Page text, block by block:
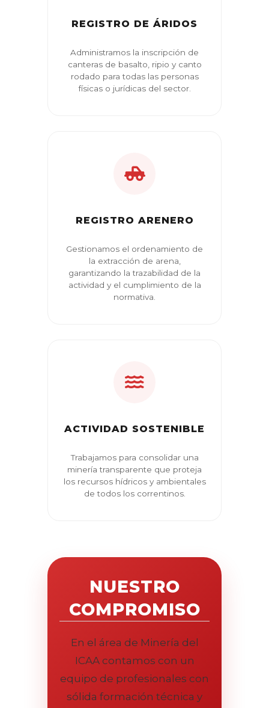
REGISTRO DE ÁRIDOS
Administramos la inscripción de
canteras de basalto, ripio y canto
rodado para todas las personas
físicas o jurídicas del sector.
REGISTRO ARENERO
Gestionamos el ordenamiento de
la extracción de arena,
garantizando la trazabilidad de la
actividad y el cumplimiento de la
normativa.
ACTIVIDAD SOSTENIBLE
Trabajamos para consolidar una
minería transparente que proteja
los recursos hídricos y ambientales
de todos los correntinos.
NUESTRO
COMPROMISO
En el área de Minería del
ICAA contamos con un
equipo de profesionales con
sólida formación técnica y